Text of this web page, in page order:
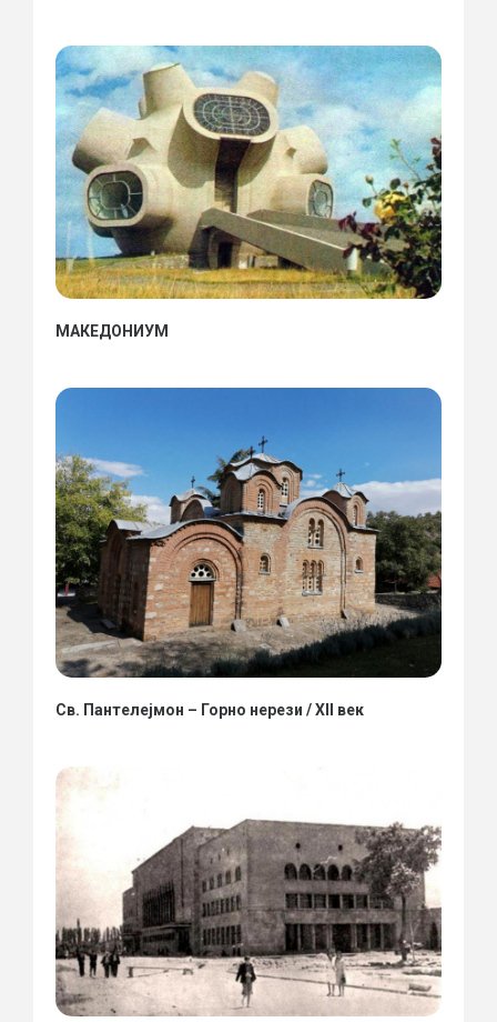
МАКЕДОНИУМ
Св. Пантелејмон – Горно нерези / XII век